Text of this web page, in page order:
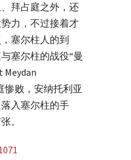
拜占庭之外，还
力，不过接着才
塞尔柱人的到
塞尔柱的战役“曼
惨败，安纳托利亚
入塞尔柱的手
。